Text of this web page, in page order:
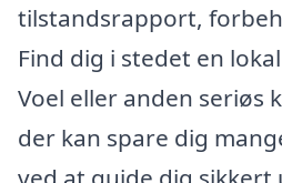
tilstandsrapport,
Find dig i stedet en
Voel eller anden seriøs
der kan spare dig